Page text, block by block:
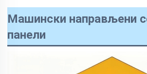
Машински направљени
панели